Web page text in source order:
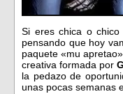
Si eres chica o
pensando que hoy
paquete «mu
creativa formada por
la pedazo de
unas pocas semanas